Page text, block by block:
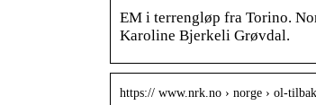
EM i terrengløp fra Torino.
Karoline Bjerkeli Grøvdal.
https:// www.nrk.no › norge › ol-